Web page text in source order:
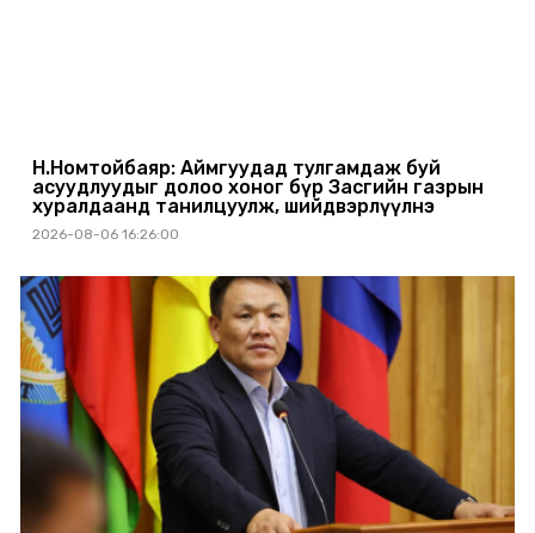
Н.Номтойбаяр: Аймгуудад тулгамдаж буй
асуудлуудыг долоо хоног бүр Засгийн газрын
хуралдаанд танилцуулж, шийдвэрлүүлнэ
2026-08-06 16:26:00